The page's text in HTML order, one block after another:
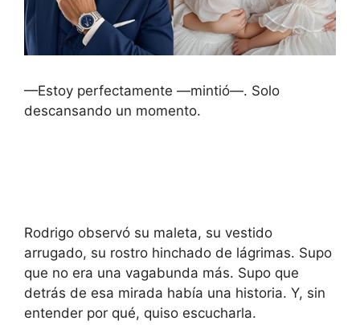
—Estoy perfectamente —mintió—. Solo
descansando un momento.
Rodrigo observó su maleta, su vestido
arrugado, su rostro hinchado de lágrimas. Supo
que no era una vagabunda más. Supo que
detrás de esa mirada había una historia. Y, sin
entender por qué, quiso escucharla.